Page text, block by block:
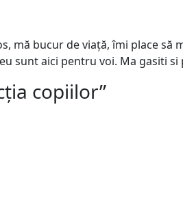
mă bucur de viață, îmi place
aici pentru voi. Ma gasiti si
copiilor”